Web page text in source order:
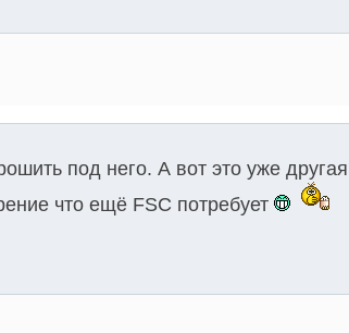
под него. А вот это уже
что ещё FSC потребует